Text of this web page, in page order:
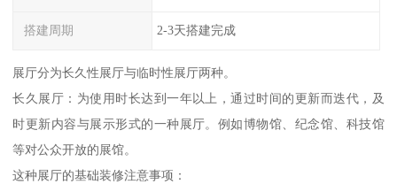
搭建周期 2-3天搭建完成
展厅分为长久性展厅与临时性展厅两种。
长久展厅：为使用时长达到一年以上，通过时间的更新而迭代，及
时更新内容与展示形式的一种展厅。例如博物馆、纪念馆、科技馆
等对公众开放的展馆。
这种展厅的基础装修注意事项：